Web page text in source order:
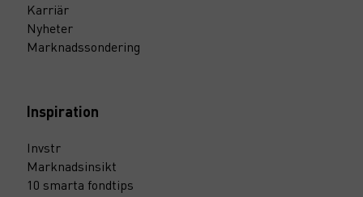
Karriär
Nyheter
Marknadssondering
Inspiration
Invstr
Marknadsinsikt
10 smarta fondtips